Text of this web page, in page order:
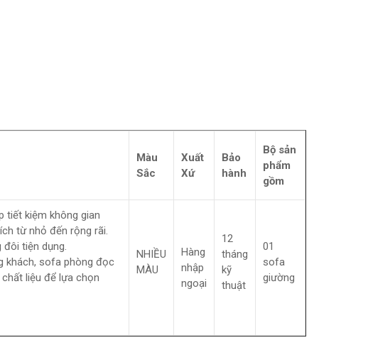
Màu
Sắc
Xuất
Xứ
Bảo
hành
Bộ sản
phẩm
gồm
tiết kiệm không gian
từ nhỏ đến rộng rãi.
tiện dụng.
khách, sofa phòng đọc
liệu để lựa chọn
NHIỀU
MÀU
Hàng
nhập
ngoại
12
tháng
kỹ
thuật
01
sofa
giường